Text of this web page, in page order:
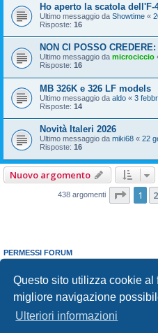
Questo sito utilizza cookie al
migliore navigazione
Ulteriori informazioni
Ho aperto la scatola dell'F-
Ultimo messaggio da Showtime «
Risposte: 16
NON CI POSSO
Ultimo messaggio da microciccio
Risposte: 16
MB 326K e 326 LF models
Ultimo messaggio da aldo « 3
Risposte: 14
Novità Italeri 2026
Ultimo messaggio da miki68 « 22
Risposte: 16
Nuovo argomento
438 argomenti Pagina
1 2
PERMESSI FORUM
Non puoi
rispondere negli argomenti
Non puoimodificare i tuoi messaggi
Non puoicancellare i tuoi messaggi
Non puoi
inviare allegati